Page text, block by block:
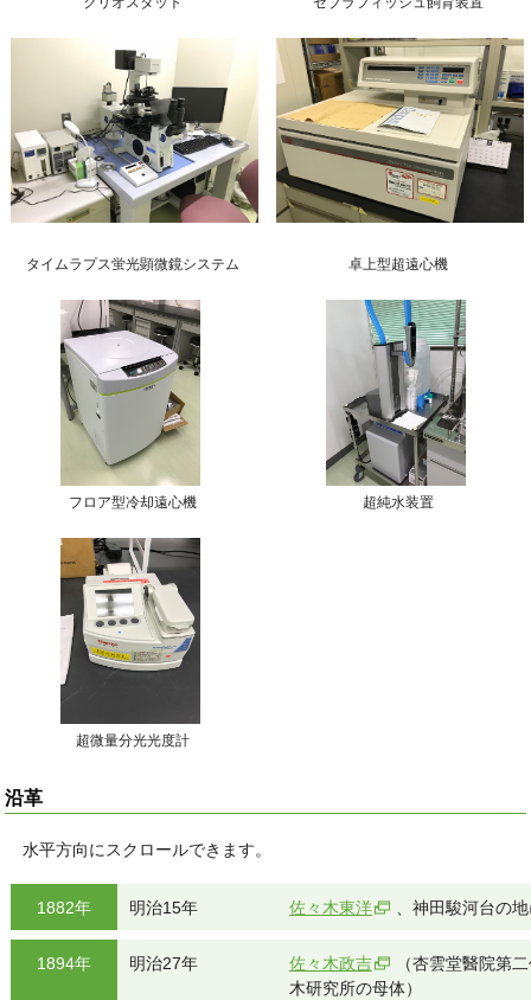
タイムラプス蛍光顕微鏡システム 卓上型超遠心機
フロア型冷却遠心機 超純水装置
超微量分光光度計
沿革
水平方向にスクロールできます。
1882年 明治15年 佐々木東洋 、神田駿河台の
1894年 明治27年 佐々木政吉
（杏雲堂醫院第
木研究所の母体）